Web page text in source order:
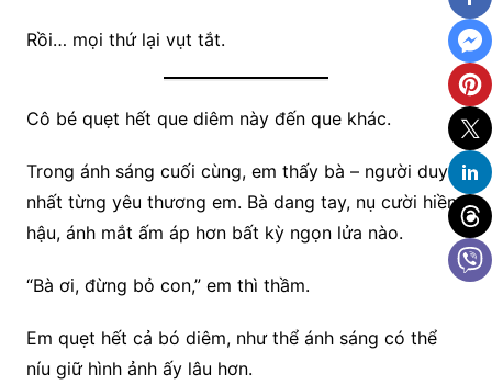
Rồi… mọi thứ lại vụt tắt.
Cô bé quẹt hết que diêm này đến que khác.
Trong ánh sáng cuối cùng, em thấy bà – người duy
nhất từng yêu thương em. Bà dang tay, nụ cười hiền
hậu, ánh mắt ấm áp hơn bất kỳ ngọn lửa nào.
“Bà ơi, đừng bỏ con,” em thì thầm.
Em quẹt hết cả bó diêm, như thể ánh sáng có thể
níu giữ hình ảnh ấy lâu hơn.